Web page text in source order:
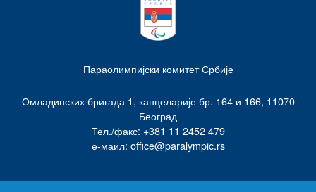
Параолимпијски комитет Србије
Омладинских бригада 1, канцеларије бр. 164 и 166, 11070
Београд
Тел./факс: +381 11 2452 479
е-маил: office@paralympic.rs